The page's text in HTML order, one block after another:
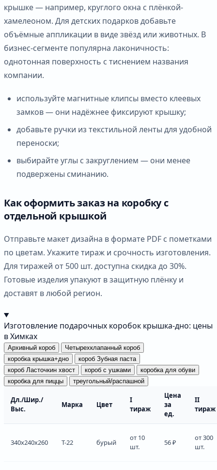
крышке — например, круглого окна с плёнкой-
хамелеоном. Для детских подарков добавьте
объёмные аппликации в виде звёзд или животных. В
бизнес-сегменте популярна лаконичность:
однотонная поверхность с тиснением названия
компании.
используйте магнитные клипсы вместо клеевых
замков — они надёжнее фиксируют крышку;
добавьте ручки из текстильной ленты для удобной
переноски;
выбирайте углы с закруглением — они менее
подвержены сминанию.
Как оформить заказ на коробку с
отдельной крышкой
Отправьте макет дизайна в формате PDF с пометками
по цветам. Укажите тираж и срочность изготовления.
Для тиражей от 500 шт. доступна скидка до 30%.
Готовые изделия упакуют в защитную плёнку и
доставят в любой регион.
Изготовление подарочных коробок крышка-дно: цены
в Химках
Архивный короб
Четырехклапанный короб
коробка крышка+дно
короб Зубная паста
короб Ласточкин хвост
короб с ушками
коробка для обуви
коробка для пиццы
треугольный/распашной
Дл./Шир./
Выс.
Марка Цвет
I
тираж
Цена
за
ед.
II
тираж
340x240x260 Т-22 бурый
от 10
шт.
56 ₽
от 300
шт.